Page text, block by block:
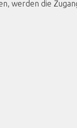
werden die